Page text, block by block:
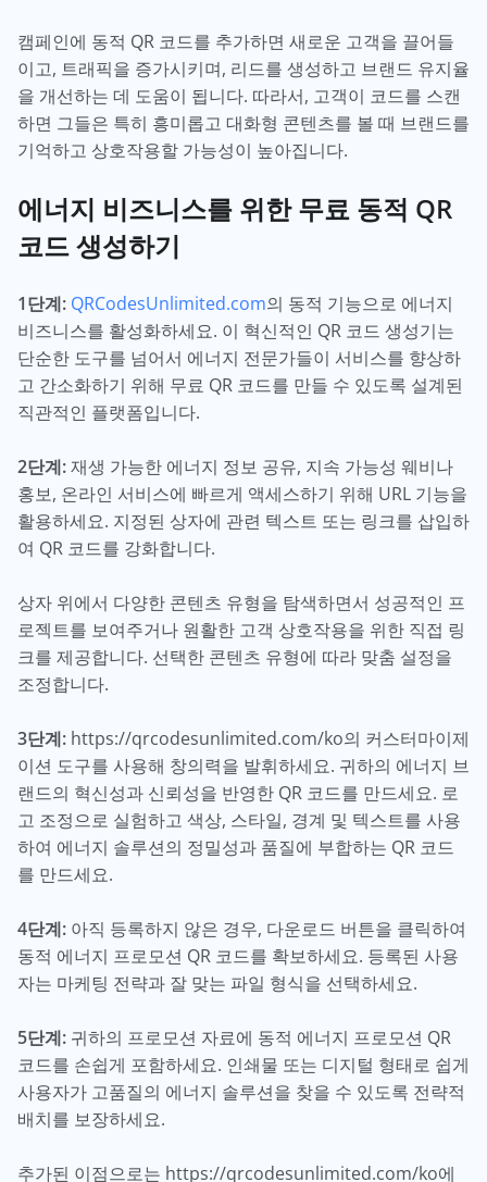
캠페인에 동적 QR 코드를 추가하면 새로운 고객을 끌어들
이고, 트래픽을 증가시키며, 리드를 생성하고 브랜드 유지율
을 개선하는 데 도움이 됩니다. 따라서, 고객이 코드를 스캔
하면 그들은 특히 흥미롭고 대화형 콘텐츠를 볼 때 브랜드를
기억하고 상호작용할 가능성이 높아집니다.
에너지 비즈니스를 위한 무료 동적 QR
코드 생성하기
1단계: QRCodesUnlimited.com의 동적 기능으로 에너지
비즈니스를 활성화하세요. 이 혁신적인 QR 코드 생성기는
단순한 도구를 넘어서 에너지 전문가들이 서비스를 향상하
고 간소화하기 위해 무료 QR 코드를 만들 수 있도록 설계된
직관적인 플랫폼입니다.
2단계:재생 가능한 에너지 정보 공유, 지속 가능성 웨비나
홍보, 온라인 서비스에 빠르게 액세스하기 위해 URL 기능을
활용하세요. 지정된 상자에 관련 텍스트 또는 링크를 삽입하
여 QR 코드를 강화합니다.
상자 위에서 다양한 콘텐츠 유형을 탐색하면서 성공적인 프
로젝트를 보여주거나 원활한 고객 상호작용을 위한 직접 링
크를 제공합니다. 선택한 콘텐츠 유형에 따라 맞춤 설정을
조정합니다.
3단계: https://qrcodesunlimited.com/ko의 커스터마이제
이션 도구를 사용해 창의력을 발휘하세요. 귀하의 에너지 브
랜드의 혁신성과 신뢰성을 반영한 QR 코드를 만드세요. 로
고 조정으로 실험하고 색상, 스타일, 경계 및 텍스트를 사용
하여 에너지 솔루션의 정밀성과 품질에 부합하는 QR 코드
를 만드세요.
4단계: 아직 등록하지 않은 경우, 다운로드 버튼을 클릭하여
동적 에너지 프로모션 QR 코드를 확보하세요. 등록된 사용
자는 마케팅 전략과 잘 맞는 파일 형식을 선택하세요.
5단계: 귀하의 프로모션 자료에 동적 에너지 프로모션 QR
코드를 손쉽게 포함하세요. 인쇄물 또는 디지털 형태로 쉽게
사용자가 고품질의 에너지 솔루션을 찾을 수 있도록 전략적
배치를 보장하세요.
추가된 이점으로는 https://qrcodesunlimited.com/ko에